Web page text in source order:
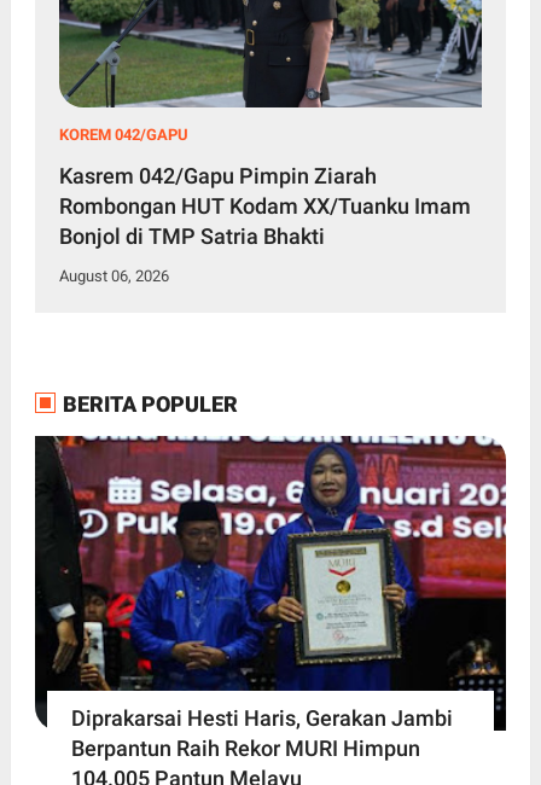
KOREM 042/GAPU
Kasrem 042/Gapu Pimpin Ziarah
Rombongan HUT Kodam XX/Tuanku Imam
Bonjol di TMP Satria Bhakti
August 06, 2026
BERITA POPULER
Diprakarsai Hesti Haris, Gerakan Jambi
Berpantun Raih Rekor MURI Himpun
104.005 Pantun Melayu